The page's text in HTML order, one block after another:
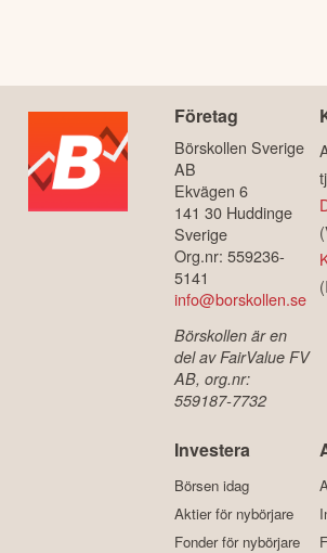
Företag
Börskollen Sverige
AB
Ekvägen 6
141 30 Huddinge
Sverige
Org.nr: 559236-
5141
info@borskollen.se
Börskollen är en
del av FairValue FV
AB, org.nr:
559187-7732
Investera
Börsen idag
Aktier för nybörjare
Fonder för nybörjare